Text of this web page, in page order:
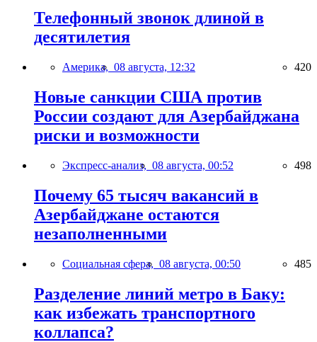
Телефонный звонок длиной в
десятилетия
Америка, 08 августа, 12:32 420
Новые санкции США против
России создают для Азербайджана
риски и возможности
Экспресс-анализ, 08 августа, 00:52 498
Почему 65 тысяч вакансий в
Азербайджане остаются
незаполненными
Социальная сфера, 08 августа, 00:50 485
Разделение линий метро в Баку:
как избежать транспортного
коллапса?